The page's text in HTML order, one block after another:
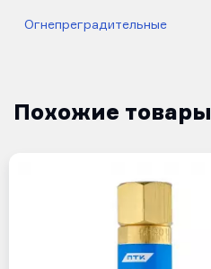
Огнепреградительные
Похожие товары